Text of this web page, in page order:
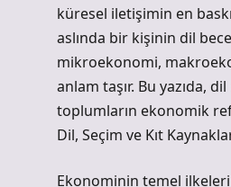
küresel iletişimin en
aslında bir kişinin dil
mikroekonomi,
anlam taşır. Bu yazıda,
toplumların ekonomik
Dil, Seçim ve Kıt
Ekonominin temel